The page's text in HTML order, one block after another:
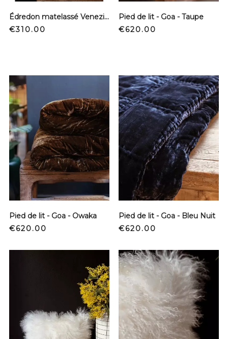
Édredon matelassé Venezia - Etosha
Price
€310.00
Pied de lit - Goa - Taupe
Price
€620.00
Pied de lit - Goa - Owaka
Price
€620.00
Pied de lit - Goa - Bleu Nuit
Price
€620.00